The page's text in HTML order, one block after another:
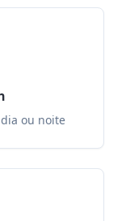
ou noite